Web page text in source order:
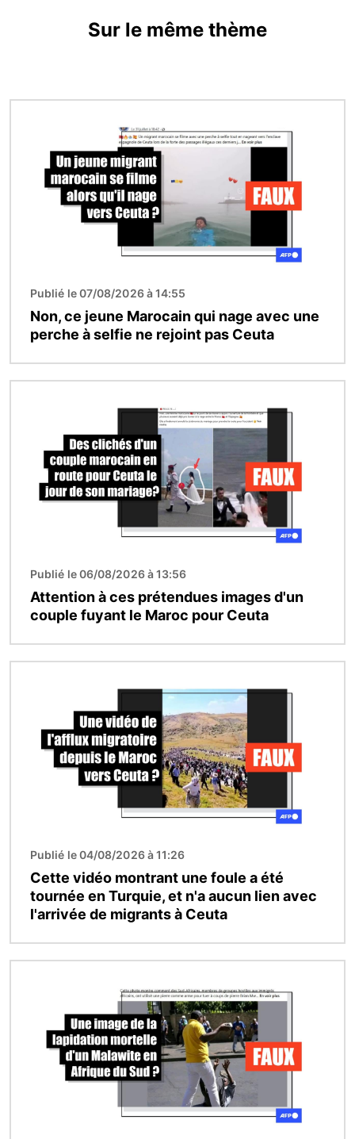
Sur le même thème
Publié le 07/08/2026 à 14:55
Non, ce jeune Marocain qui nage avec une
perche à selfie ne rejoint pas Ceuta
Publié le 06/08/2026 à 13:56
Attention à ces prétendues images d'un
couple fuyant le Maroc pour Ceuta
Publié le 04/08/2026 à 11:26
Cette vidéo montrant une foule a été
tournée en Turquie, et n'a aucun lien avec
l'arrivée de migrants à Ceuta